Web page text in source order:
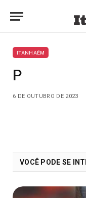
ITANHAÉM
P
6 DE OUTUBRO DE 2023
VOCÊ PODE SE